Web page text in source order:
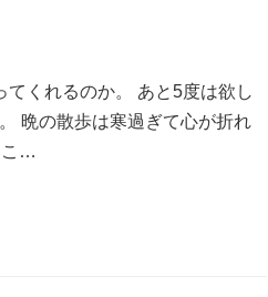
くれるのか。 あと5度は欲し
晩の散歩は寒過ぎて心が折れ
こ…